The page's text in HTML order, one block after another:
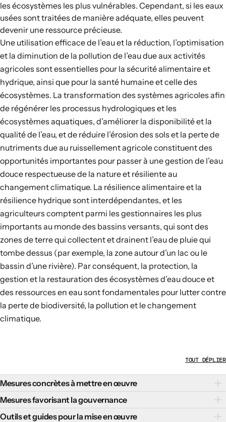
les écosystèmes les plus vulnérables. Cependant, si les eaux
usées sont traitées de manière adéquate, elles peuvent
devenir une ressource précieuse.
Une utilisation efficace de l’eau et la réduction, l’optimisation
et la diminution de la pollution de l’eau due aux activités
agricoles sont essentielles pour la sécurité alimentaire et
hydrique, ainsi que pour la santé humaine et celle des
écosystèmes. La transformation des systèmes agricoles afin
de régénérer les processus hydrologiques et les
écosystèmes aquatiques, d’améliorer la disponibilité et la
qualité de l’eau, et de réduire l’érosion des sols et la perte de
nutriments due au ruissellement agricole constituent des
opportunités importantes pour passer à une gestion de l’eau
douce respectueuse de la nature et résiliente au
changement climatique. La résilience alimentaire et la
résilience hydrique sont interdépendantes, et les
agriculteurs comptent parmi les gestionnaires les plus
importants au monde des bassins versants, qui sont des
zones de terre qui collectent et drainent l’eau de pluie qui
tombe dessus (par exemple, la zone autour d’un lac ou le
bassin d’une rivière). Par conséquent, la protection, la
gestion et la restauration des écosystèmes d’eau douce et
des ressources en eau sont fondamentales pour lutter contre
la perte de biodiversité, la pollution et le changement
climatique.
TOUT DÉPLIER
Mesures concrètes à mettre en œuvre
Il existe plusieurs mesures concrètes qui peuvent favoriser
une gestion de l’eau douce respectueuse de la nature et
Mesures favorisant la gouvernance
Des politiques de gouvernance efficaces qui renforcent les
Outils et guides pour la mise en œuvre